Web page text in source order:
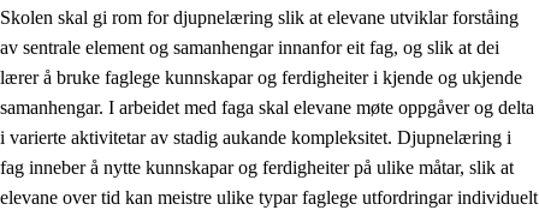
Skolen skal gi rom for djupnelæring slik at elevane utviklar forståing
av sentrale element og samanhengar innanfor eit fag, og slik at dei
lærer å bruke faglege kunnskapar og ferdigheiter i kjende og ukjende
samanhengar. I arbeidet med faga skal elevane møte oppgåver og delta
i varierte aktivitetar av stadig aukande kompleksitet. Djupnelæring i
fag inneber å nytte kunnskapar og ferdigheiter på ulike måtar, slik at
elevane over tid kan meistre ulike typar faglege utfordringar individuelt